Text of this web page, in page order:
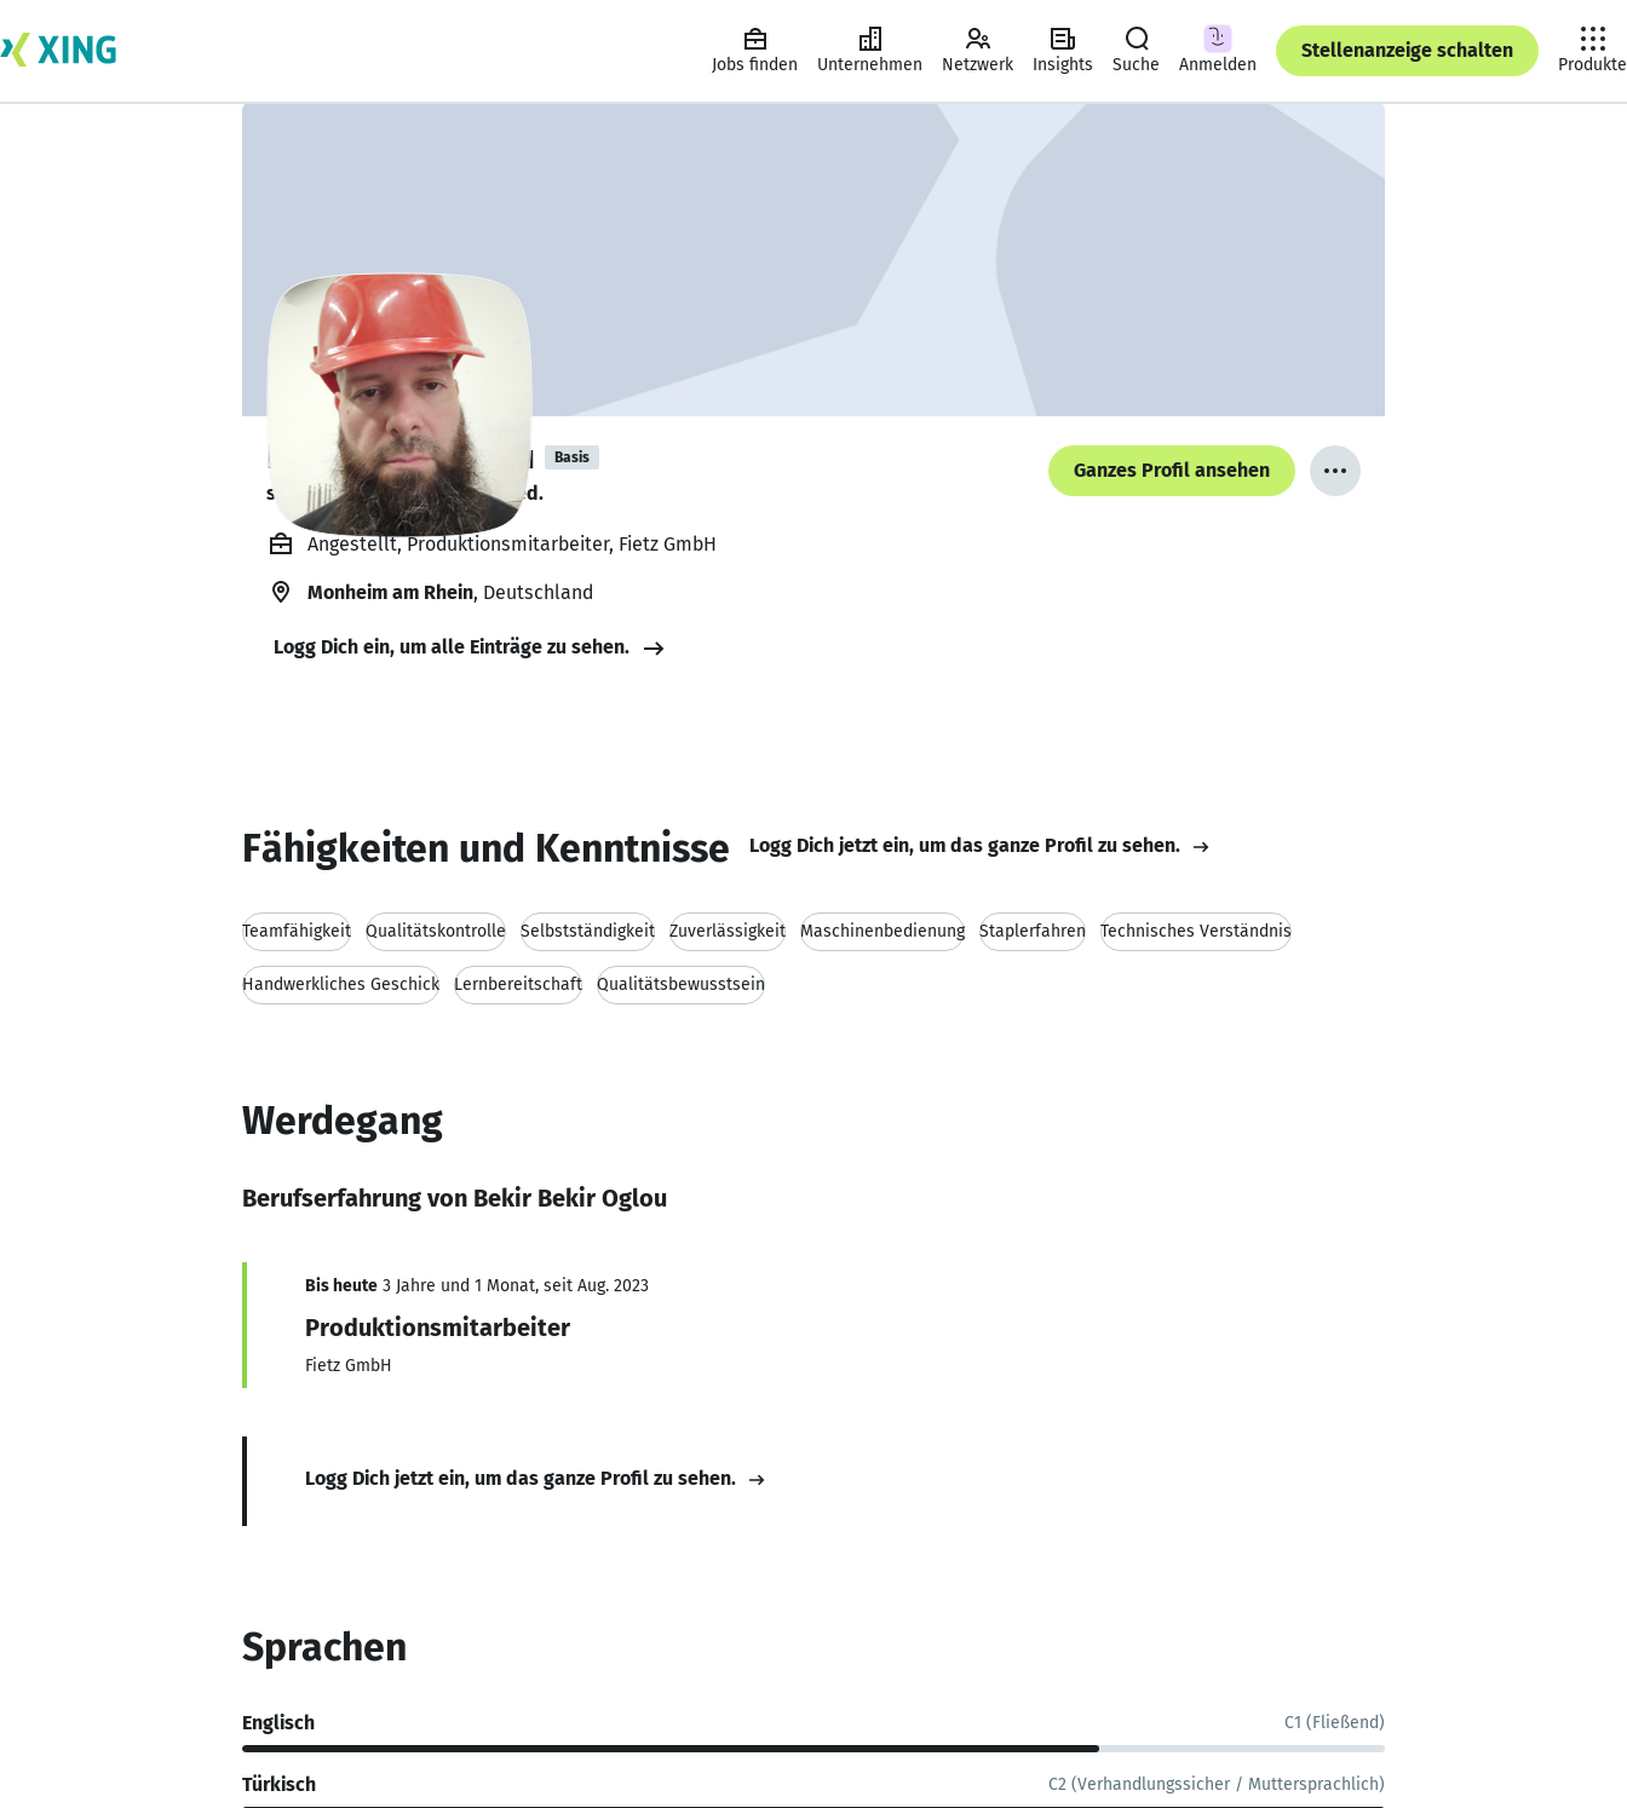
Jobs finden Unternehmen Netzwerk Insights Suche Anmelden
Stellenanzeige schalten
Produkte
Bekir Bekir Oglou Basis
sucht ein neues Team-Mitglied.
Ganzes Profil ansehen
Angestellt, Produktionsmitarbeiter, Fietz GmbH
Monheim am Rhein, Deutschland
Logg Dich ein, um alle Einträge zu sehen.
Fähigkeiten und Kenntnisse Logg Dich jetzt ein, um das ganze Profil zu sehen.
Teamfähigkeit Qualitätskontrolle Selbstständigkeit Zuverlässigkeit Maschinenbedienung Staplerfahren Technisches Verständnis
Handwerkliches Geschick Lernbereitschaft Qualitätsbewusstsein
Werdegang
Berufserfahrung von Bekir Bekir Oglou
Bis heute 3 Jahre und 1 Monat, seit Aug. 2023
Produktionsmitarbeiter
Fietz GmbH
Logg Dich jetzt ein, um das ganze Profil zu sehen.
Sprachen
Englisch C1 (Fließend)
Türkisch C2 (Verhandlungssicher / Muttersprachlich)